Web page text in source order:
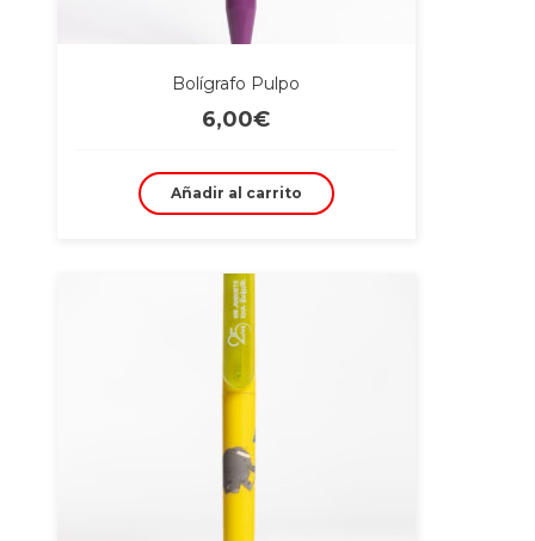
Bolígrafo Pulpo
6,00€
Añadir al carrito